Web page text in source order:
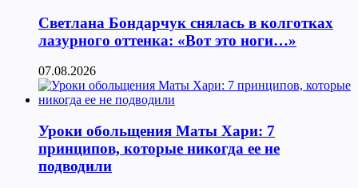
Светлана Бондарчук снялась в колготках
лазурного оттенка: «Вот это ноги…»
07.08.2026
Уроки обольщения Маты Хари: 7
принципов, которые никогда ее не
подводили